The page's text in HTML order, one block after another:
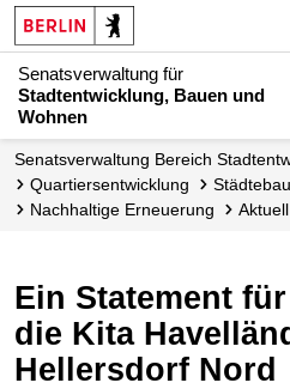
Senatsverwaltung für
Stadtentwicklung, Bauen und
Wohnen
Senats­verwaltung Bereich
Quartiers­entwicklung
Nachhaltige Erneuerung
Aktuell
Ein Statement für die Zukunft -
die Kita
Hellersdorf Nord